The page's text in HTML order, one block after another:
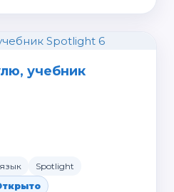
учебник
Spotlight